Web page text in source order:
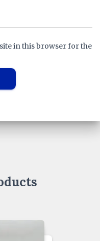
in this browser for the